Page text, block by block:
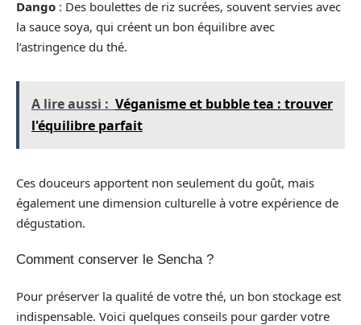
Dango : Des boulettes de riz sucrées, souvent servies avec
la sauce soya, qui créent un bon équilibre avec
l’astringence du thé.
A lire aussi : Véganisme et bubble tea : trouver
l'équilibre parfait
Ces douceurs apportent non seulement du goût, mais
également une dimension culturelle à votre expérience de
dégustation.
Comment conserver le Sencha ?
Pour préserver la qualité de votre thé, un bon stockage est
indispensable. Voici quelques conseils pour garder votre